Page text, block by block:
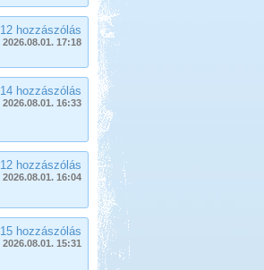
12 hozzászólás
2026.08.01. 17:18
14 hozzászólás
2026.08.01. 16:33
12 hozzászólás
2026.08.01. 16:04
15 hozzászólás
2026.08.01. 15:31